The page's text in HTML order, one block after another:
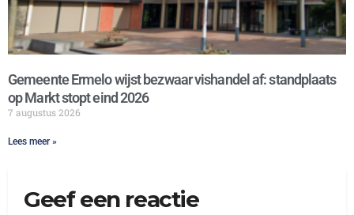
Gemeente Ermelo wijst bezwaar vishandel af: standplaats
op Markt stopt eind 2026
7 augustus 2026
Lees meer »
Geef een reactie